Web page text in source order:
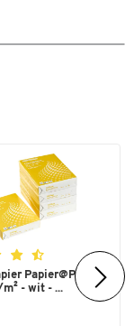
Papier@Print -
- wit - ...